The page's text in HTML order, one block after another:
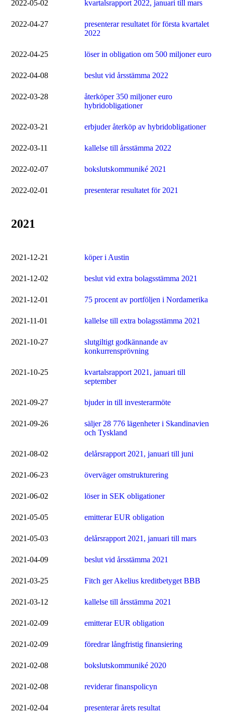
2022-05-02 kvartalsrapport 2022, januari till mars
2022-04-27
presenterar resultatet för första kvartalet
2022
2022-04-25 löser in obligation om 500 miljoner euro
2022-04-08 beslut vid årsstämma 2022
2022-03-28
återköper 350 miljoner euro
hybridobligationer
2022-03-21 erbjuder återköp av hybridobligationer
2022-03-11 kallelse till årsstämma 2022
2022-02-07 bokslutskommuniké 2021
2022-02-01 presenterar resultatet för 2021
2021
2021-12-21 köper i Austin
2021-12-02 beslut vid extra bolagsstämma 2021
2021-12-01 75 procent av portföljen i Nordamerika
2021-11-01 kallelse till extra bolagsstämma 2021
2021-10-27
slutgiltigt godkännande av
konkurrensprövning
2021-10-25
kvartalsrapport 2021, januari till
september
2021-09-27 bjuder in till investerarmöte
2021-09-26
säljer 28 776 lägenheter i Skandinavien
och Tyskland
2021-08-02 delårsrapport 2021, januari till juni
2021-06-23 överväger omstrukturering
2021-06-02 löser in SEK obligationer
2021-05-05 emitterar EUR obligation
2021-05-03 delårsrapport 2021, januari till mars
2021-04-09 beslut vid årsstämma 2021
2021-03-25 Fitch ger Akelius kreditbetyget BBB
2021-03-12 kallelse till årsstämma 2021
2021-02-09 emitterar EUR obligation
2021-02-09 föredrar långfristig finansiering
2021-02-08 bokslutskommuniké 2020
2021-02-08 reviderar finanspolicyn
2021-02-04 presenterar årets resultat